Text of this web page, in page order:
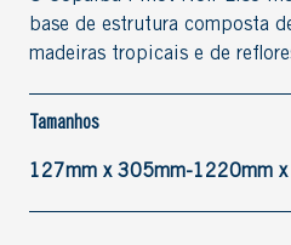
base de estrutura composta
madeiras tropicais e de
Tamanhos
127mm x 305mm-1220mm